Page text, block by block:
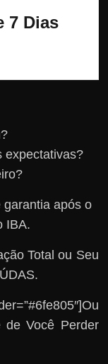
7 Dias
expectativas?
garantia após o
IBA.
Total ou Seu
de Você Perder